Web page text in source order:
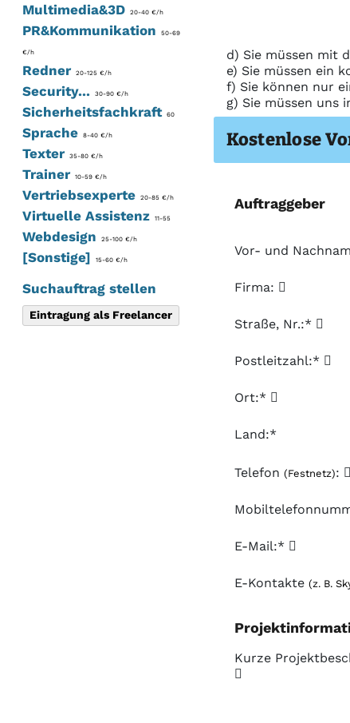
Multimedia&3D20-40 €/h
PR&Kommunikation 50-69
€/h
Redner 20-125 €/h
Security...30-90 €/h
Sicherheitsfachkraft60
Sprache8-40 €/h
Texter 35-80 €/h
Trainer 10-59 €/h
Vertriebsexperte20-85 €/h
Virtuelle Assistenz11-55
Webdesign 25-100 €/h
[Sonstige] 15-60 €/h
Suchauftrag stellen
Eintragung als Freelancer
d) Sie müssen mit
e) Sie müssen ein
f) Sie können nur
g) Sie müssen uns
Kostenlose
Auftraggeber
Vor- und
Firma:
Straße, Nr.:*
Postleitzahl:*
Ort:*
Land:*
Telefon (Festnetz):
E-Mail:*
E-Kontakte (z. B.
Kurze